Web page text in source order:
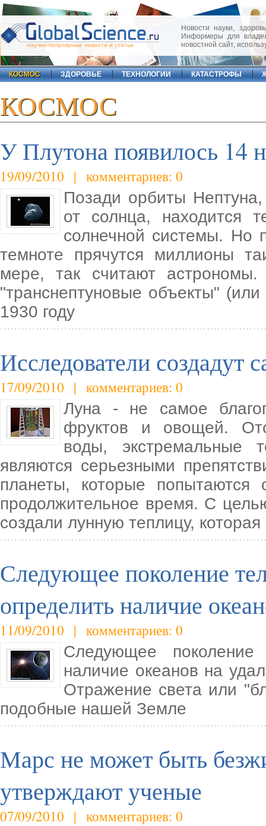
научно-популярные новости и статьи
Новости науки,
Информеры для
новостной сайт,
КОСМОС ЗДОРОВЬЕ ТЕХНОЛОГИИ КАТАСТРОФЫ
КОСМОС
У Плутона появилось 14
19/09/2010 | комментариев: 0
Позади орбиты
от солнца, находится
солнечной системы. Но
темноте прячутся миллионы
мере, так считают
"транснептуновые объекты"
1930 году
Исследователи создадут
17/09/2010 | комментариев: 0
Луна - не самое
фруктов и овощей.
воды, экстремальные
являются серьезными
планеты, которые попытаются
продолжительное время. С
создали лунную теплицу,
Следующее поколение
определить наличие
11/09/2010 | комментариев: 0
Следующее поколение
наличие океанов на
Отражение света или
подобные нашей Земле
Марс не может быть
утверждают ученые
07/09/2010 | комментариев: 0